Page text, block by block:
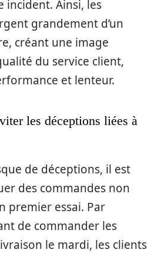
incident. Ainsi, les
grandement d’un
créant une image
du service client,
et lenteur.
les déceptions liées à
de déceptions, il est
des commandes non
premier essai. Par
de commander les
le mardi, les clients